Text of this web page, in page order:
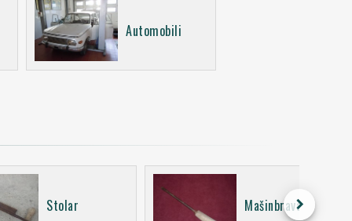
Automobili
Stolar Mašinbravar
keyboard_arrow_right